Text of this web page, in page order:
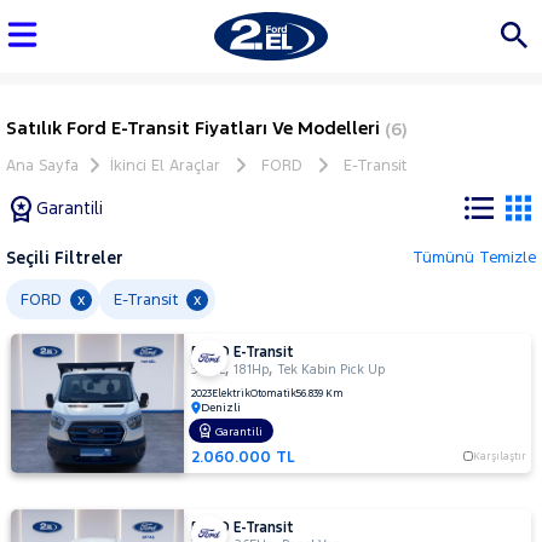
Satılık Ford E-Transit Fiyatları Ve Modelleri (6)
Ana Sayfa İkinci El Araçlar FORD E-Transit
Garantili
Tüm
Araçlar
AUDI
BMC
BMW
BYD
Seçili Filtreler Tümünü Temizle
FORD x E-Transit x
FORD E-Transit
350 L,181Hp,Tek Kabin Pick Up
2023ElektrikOtomatik56.839 Km
Denizli
2.060.000 TL Karşılaştır
Garantili
FORD E-Transit